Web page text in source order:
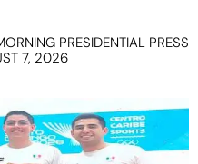
PRESIDENTIAL PRESS
7, 2026